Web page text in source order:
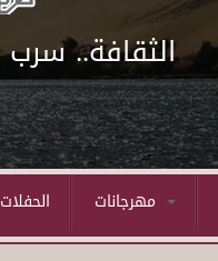
الثقافة..
الحفلات